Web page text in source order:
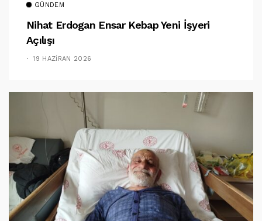
GÜNDEM
Nihat Erdogan Ensar Kebap Yeni İşyeri
Açılışı
19 HAZIRAN 2026